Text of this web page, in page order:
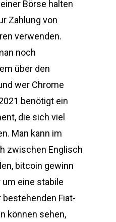
Börse halten
Zahlung von
verwenden.
noch
über den
wer Chrome
benötigt ein
die sich viel
Man kann im
zwischen Englisch
bitcoin gewinn
eine stabile
bestehenden Fiat-
können sehen,